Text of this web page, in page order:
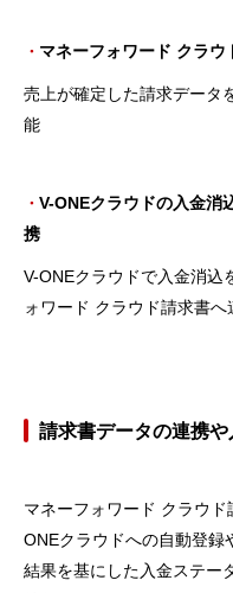
・ マネーフォワード クラウ
売上が確定した請求データ
能
・ V-ONEクラウドの入金消
携
V-ONEクラウドで入金消込
ォワード クラウド請求書
請求書データの連携
マネーフォワード クラウ
ONEクラウドへの自動登録
結果を基にした入金ステー